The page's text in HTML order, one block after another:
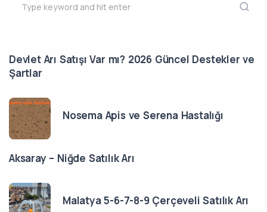
Devlet Arı Satışı Var mı? 2026 Güncel Destekler ve
Şartlar
Nosema Apis ve Serena Hastalığı
Aksaray – Niğde Satılık Arı
Malatya 5-6-7-8-9 Çerçeveli Satılık Arı